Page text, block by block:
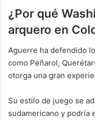
¿Por qué
arquero en
Aguerre ha defendido
como Peñarol,
otorga una gran
Su estilo de juego se
sudamericano y podría